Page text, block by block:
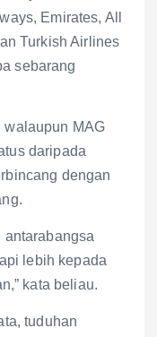
Emirates, All
Turkish Airlines
sebarang
walaupun MAG
daripada
dengan
antarabangsa
lebih kepada
kata beliau.
tuduhan